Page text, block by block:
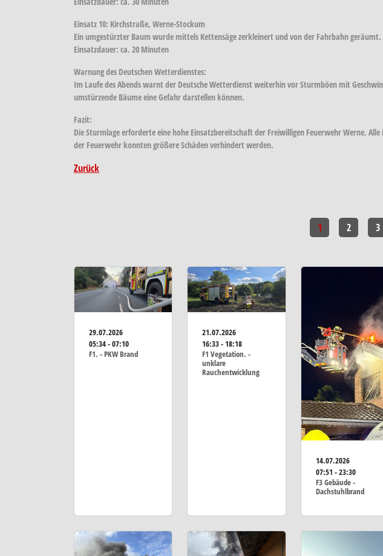
Einsatz 10: Kirchstraße, Werne-Stockum
Ein umgestürzter Baum wurde mittels Kettensäge zerkleinert und von der Fahrbahn geräumt.
Einsatzdauer: ca. 20 Minuten
Warnung des Deutschen Wetterdienstes:
Im Laufe des Abends warnt der Deutsche Wetterdienst weiterhin vor Sturmböen mit
umstürzende Bäume eine Gefahr darstellen können.
Fazit:
Die Sturmlage erforderte eine hohe Einsatzbereitschaft der Freiwilligen Feuerwehr Werne.
der Feuerwehr konnten größere Schäden verhindert werden.
Zurück
1 2 3
29.07.2026
05:34 - 07:10
F1. - PKW Brand
21.07.2026
16:33 - 18:18
F1 Vegetation. -
unklare
Rauchentwicklung
14.07.2026
07:51 - 23:30
F3 Gebäude -
Dachstuhlbrand